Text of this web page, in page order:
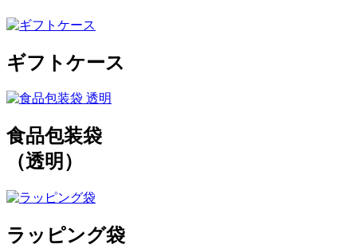
ギフトケース
食品包装袋
（透明）
ラッピング袋